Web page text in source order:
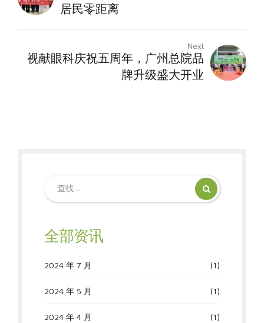
居民零距离
Next
视献眼科庆祝五周年，广州总院品
牌升级盛大开业
全部资讯
2024 年 7 月 (1)
2024 年 5 月 (1)
2024 年 4 月 (1)